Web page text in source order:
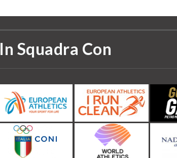
In Squadra Con